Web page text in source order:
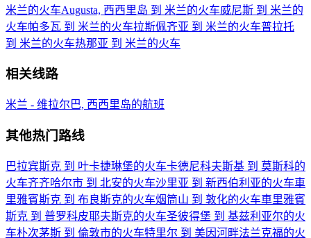
米兰的火车Augusta, 西西里岛 到 米兰的火车威尼斯 到 米兰的
火车帕多瓦 到 米兰的火车拉斯佩齐亚 到 米兰的火车普拉托
到 米兰的火车热那亚 到 米兰的火车
相关线路
米兰 - 维拉尔巴, 西西里岛的航班
其他热门路线
巴拉宾斯克 到 叶卡捷琳堡的火车卡德尼科夫斯基 到 莫斯科的
火车齐齐哈尔市 到 北安的火车沙里亚 到 新西伯利亚的火车車
里雅賓斯克 到 布良斯克的火车烟筒山 到 敦化的火车車里雅賓
斯克 到 普罗科皮耶夫斯克的火车圣彼得堡 到 基兹利亚尔的火
车朴次茅斯 到 倫敦市的火车特里尔 到 美因河畔法兰克福的火